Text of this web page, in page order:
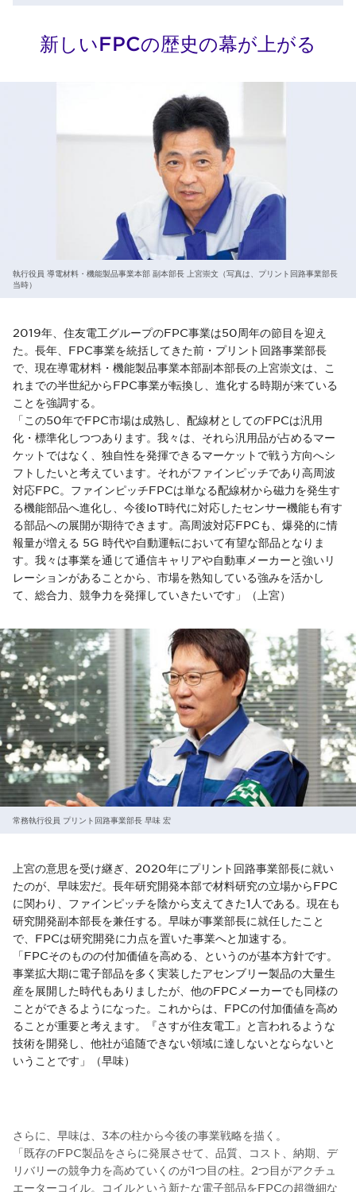
新しいFPCの歴史の幕が上がる
執行役員 導電材料・機能製品事業本部 副本部長 上宮崇文（写真は、プリント回路事業部長
当時）
2019年、住友電工グループのFPC事業は50周年の節目を迎え
た。長年、FPC事業を統括してきた前・プリント回路事業部長
で、現在導電材料・機能製品事業本部副本部長の上宮崇文は、こ
れまでの半世紀からFPC事業が転換し、進化する時期が来ている
ことを強調する。
「この50年でFPC市場は成熟し、配線材としてのFPCは汎用
化・標準化しつつあります。我々は、それら汎用品が占めるマー
ケットではなく、独自性を発揮できるマーケットで戦う方向へシ
フトしたいと考えています。それがファインピッチであり高周波
対応FPC。ファインピッチFPCは単なる配線材から磁力を発生す
る機能部品へ進化し、今後IoT時代に対応したセンサー機能も有す
る部品への展開が期待できます。高周波対応FPCも、爆発的に情
報量が増える 5G 時代や自動運転において有望な部品となりま
す。我々は事業を通じて通信キャリアや自動車メーカーと強いリ
レーションがあることから、市場を熟知している強みを活かし
て、総合力、競争力を発揮していきたいです」（上宮）
常務執行役員 プリント回路事業部長 早味 宏
上宮の意思を受け継ぎ、2020年にプリント回路事業部長に就い
たのが、早味宏だ。長年研究開発本部で材料研究の立場からFPC
に関わり、ファインピッチを陰から支えてきた1人である。現在も
研究開発副本部長を兼任する。早味が事業部長に就任したこと
で、FPCは研究開発に力点を置いた事業へと加速する。
「FPCそのものの付加価値を高める、というのが基本方針です。
事業拡大期に電子部品を多く実装したアセンブリー製品の大量生
産を展開した時代もありましたが、他のFPCメーカーでも同様の
ことができるようになった。これからは、FPCの付加価値を高め
ることが重要と考えます。『さすが住友電工』と言われるような
技術を開発し、他社が追随できない領域に達しないとならないと
いうことです」（早味）
さらに、早味は、3本の柱から今後の事業戦略を描く。
「既存のFPC製品をさらに発展させて、品質、コスト、納期、デ
リバリーの競争力を高めていくのが1つ目の柱。2つ目がアクチュ
エーターコイル。コイルという新たな電子部品をFPCの超微細な